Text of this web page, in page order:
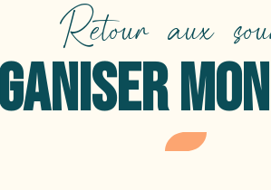
Retour aux